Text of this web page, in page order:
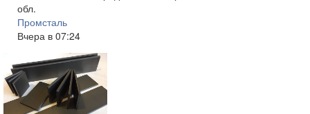
обл.
Промсталь
Вчера в 07:24